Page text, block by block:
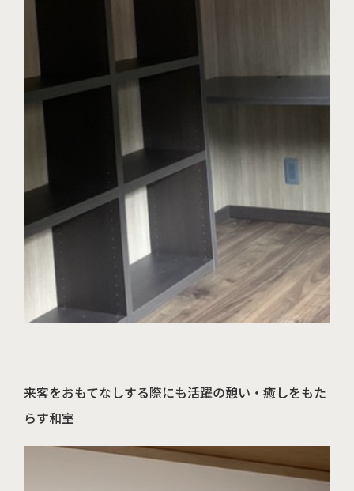
来客をおもてなしする際にも活躍の憩い・癒しをもた
らす和室